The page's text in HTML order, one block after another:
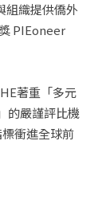
組織提供僑外
PIEoneer
著重「多元
的嚴謹評比機
衝進全球前